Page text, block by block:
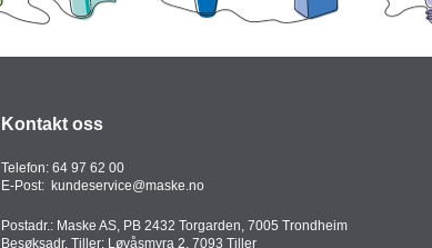
Kontakt oss
Telefon: 64 97 62 00
E-Post: kundeservice@maske.no
Postadr.: Maske AS, PB 2432 Torgarden, 7005 Trondheim
Besøksadr. Tiller: Løvåsmyra 2, 7093 Tiller